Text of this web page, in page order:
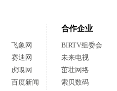
飞象网
赛迪网
虎嗅网
百度新闻
合作企业
BIRTV组委会
未来电视
茁壮网络
索贝数码